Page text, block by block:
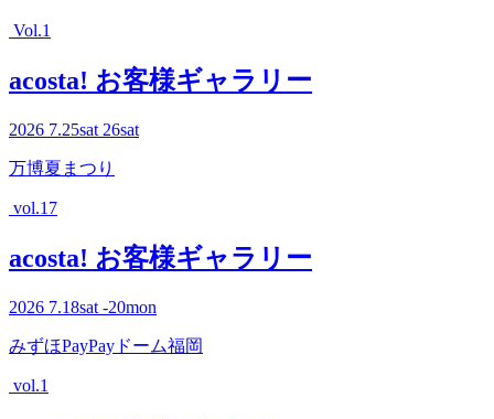
Vol.1
acosta! お客様ギャラリー
2026 7.25sat 26sat
万博夏まつり
vol.17
acosta! お客様ギャラリー
2026 7.18sat -20mon
みずほPayPayドーム福岡
vol.1